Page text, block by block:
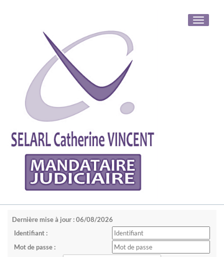
Toggle
Dernière mise à jour : 06/08/2026
Identifiant :
Mot de passe :